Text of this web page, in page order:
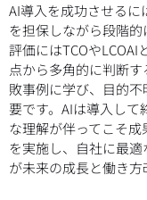
AI導入を成功させるに
を担保しながら段階
評価にはTCOや
点から多角的に判断
敗事例に学び、目的
要です。AIは導入して
な理解が伴ってこそ
を実施し、自社に最
が未来の成長と働き方